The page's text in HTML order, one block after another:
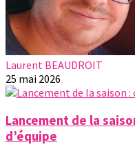
Laurent BEAUDROIT
25 mai 2026
Lancement de la
d’équipe